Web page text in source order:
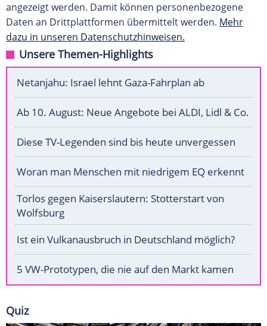
angezeigt werden. Damit können personenbezogene
Daten an Drittplattformen übermittelt werden. Mehr
dazu in unseren Datenschutzhinweisen.
Unsere Themen-Highlights
Netanjahu: Israel lehnt Gaza-Fahrplan ab
Ab 10. August: Neue Angebote bei ALDI, Lidl & Co.
Diese TV-Legenden sind bis heute unvergessen
Woran man Menschen mit niedrigem EQ erkennt
Torlos gegen Kaiserslautern: Stotterstart von
Wolfsburg
Ist ein Vulkanausbruch in Deutschland möglich?
5 VW-Prototypen, die nie auf den Markt kamen
Quiz